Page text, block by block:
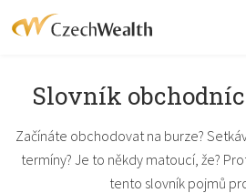
Slovník
Začínáte obchodovat na burze?
termíny? Je to někdy matoucí, že?
tento slovník pojmů